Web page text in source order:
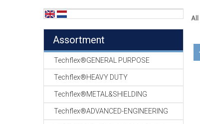
Assortment
Techflex®GENERAL PURPOSE
Techflex®HEAVY DUTY
Techflex®METAL&SHIELDING
Techflex®ADVANCED-ENGINEERING
All